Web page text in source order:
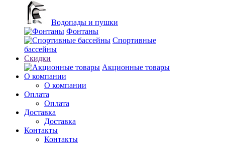
Водопады и пушки
Фонтаны
Спортивные
бассейны
Скидки
Акционные товары
О компании
О компании
Оплата
Оплата
Доставка
Доставка
Контакты
Контакты